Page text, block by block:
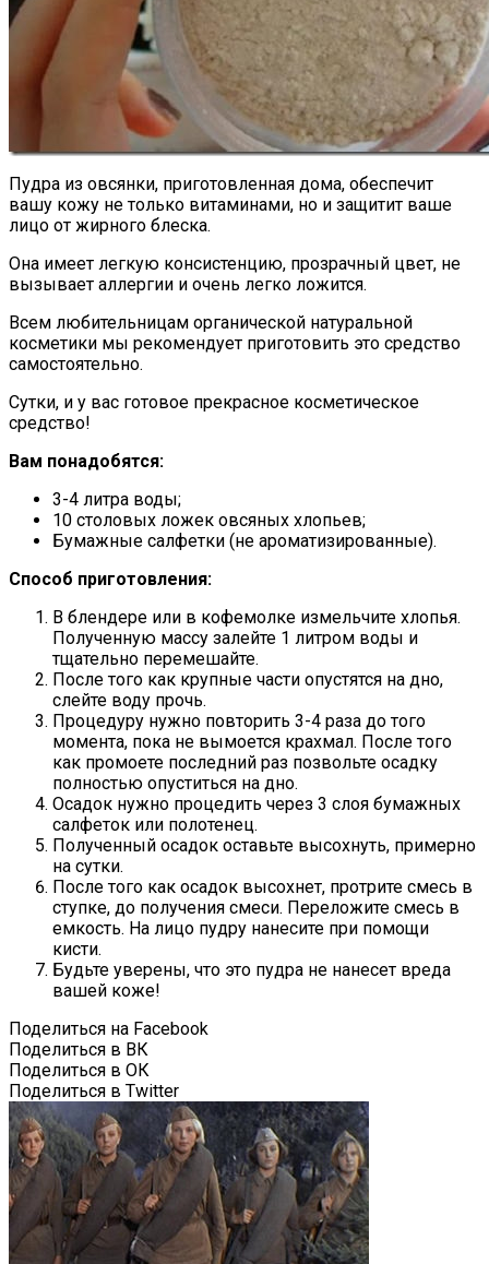
Пудра из овсянки, приготовленная дома, обеспечит
вашу кожу не только витаминами, но и защитит ваше
лицо от жирного блеска.
Она имеет легкую консистенцию, прозрачный цвет, не
вызывает аллергии и очень легко ложится.
Всем любительницам органической натуральной
косметики мы рекомендует приготовить это средство
самостоятельно.
Сутки, и у вас готовое прекрасное косметическое
средство!
Вам понадобятся:
3-4 литра воды;
10 столовых ложек овсяных хлопьев;
Бумажные салфетки (не ароматизированные).
Способ приготовления:
В блендере или в кофемолке измельчите хлопья.
Полученную массу залейте 1 литром воды и
тщательно перемешайте.
После того как крупные части опустятся на дно,
слейте воду прочь.
Процедуру нужно повторить 3-4 раза до того
момента, пока не вымоется крахмал. После того
как промоете последний раз позвольте осадку
полностью опуститься на дно.
Осадок нужно процедить через 3 слоя бумажных
салфеток или полотенец.
Полученный осадок оставьте высохнуть, примерно
на сутки.
После того как осадок высохнет, протрите смесь в
ступке, до получения смеси. Переложите смесь в
емкость. На лицо пудру нанесите при помощи
кисти.
Будьте уверены, что это пудра не нанесет вреда
вашей коже!
Поделиться на Facebook
Поделиться в ВК
Поделиться в ОК
Поделиться в Twitter